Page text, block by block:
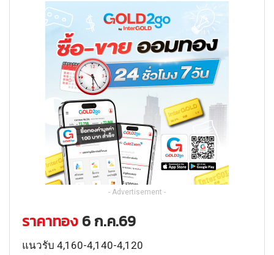
- Advertisement -
ราคาทอง 6 ก.ค.69
แนวรับ 4,160-4,140-4,120